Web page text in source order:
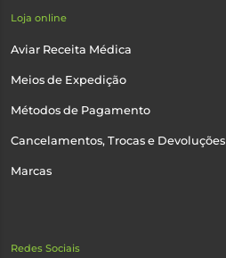
Loja online
Aviar Receita Médica
Meios de Expedição
Métodos de Pagamento
Cancelamentos, Trocas e Devoluções
Marcas
Redes Sociais